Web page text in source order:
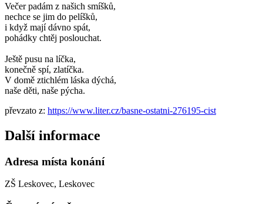
Večer padám z našich smíšků,
nechce se jim do pelíšků,
i když mají dávno spát,
pohádky chtěj poslouchat.
Ještě pusu na líčka,
konečně spí, zlatíčka.
V domě ztichlém láska dýchá,
naše děti, naše pýcha.
převzato z: https://www.liter.cz/basne-ostatni-276195-cist
Další informace
Adresa místa konání
ZŠ Leskovec, Leskovec